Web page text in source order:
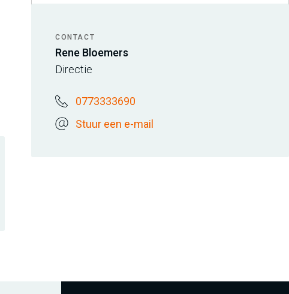
CONTACT
Rene Bloemers
Directie
0773333690
Stuur een e-mail